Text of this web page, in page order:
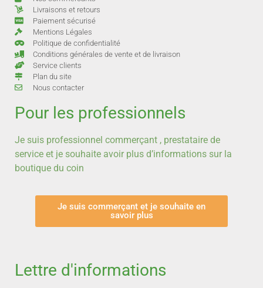
Livraisons et retours
Paiement sécurisé
Mentions Légales
Politique de confidentialité
Conditions générales de vente et de livraison
Service clients
Plan du site
Nous contacter
Pour les professionnels
Je suis professionnel commerçant , prestataire de
service et je souhaite avoir plus d’informations sur la
boutique du coin
Je suis commerçant et je souhaite en
savoir plus
Lettre d'informations